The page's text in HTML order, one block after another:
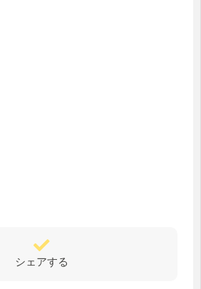
シェアする